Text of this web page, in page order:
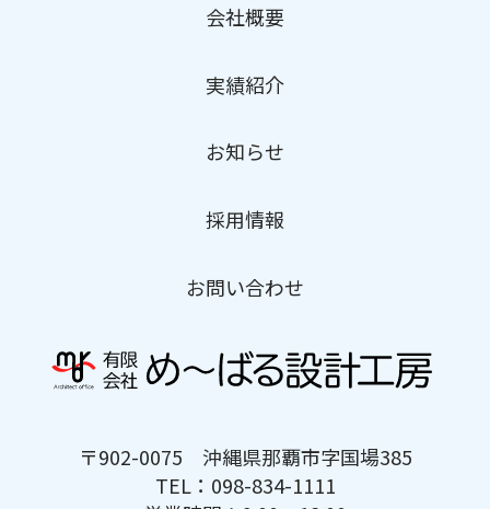
会社概要
実績紹介
お知らせ
採用情報
お問い合わせ
〒902-0075 沖縄県那覇市字国場385
TEL：098-834-1111